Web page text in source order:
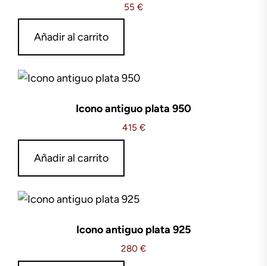
55 €
Añadir al carrito
Icono antiguo plata 950
415 €
Añadir al carrito
Icono antiguo plata 925
280 €